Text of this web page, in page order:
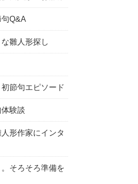
Q&A
雛人形探し
節句エピソード
験談
形作家にインタ
そろそろ準備を